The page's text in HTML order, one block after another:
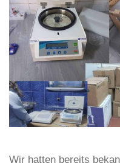
Wir hatten bereits